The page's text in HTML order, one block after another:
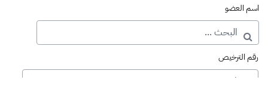
اسم العضو
رقم الترخيص